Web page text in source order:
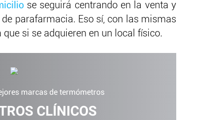
se seguirá centrando en la venta y
parafarmacia. Eso sí, con las mismas
si se adquieren en un local físico.
marcas de termómetros
CLÍNICOS